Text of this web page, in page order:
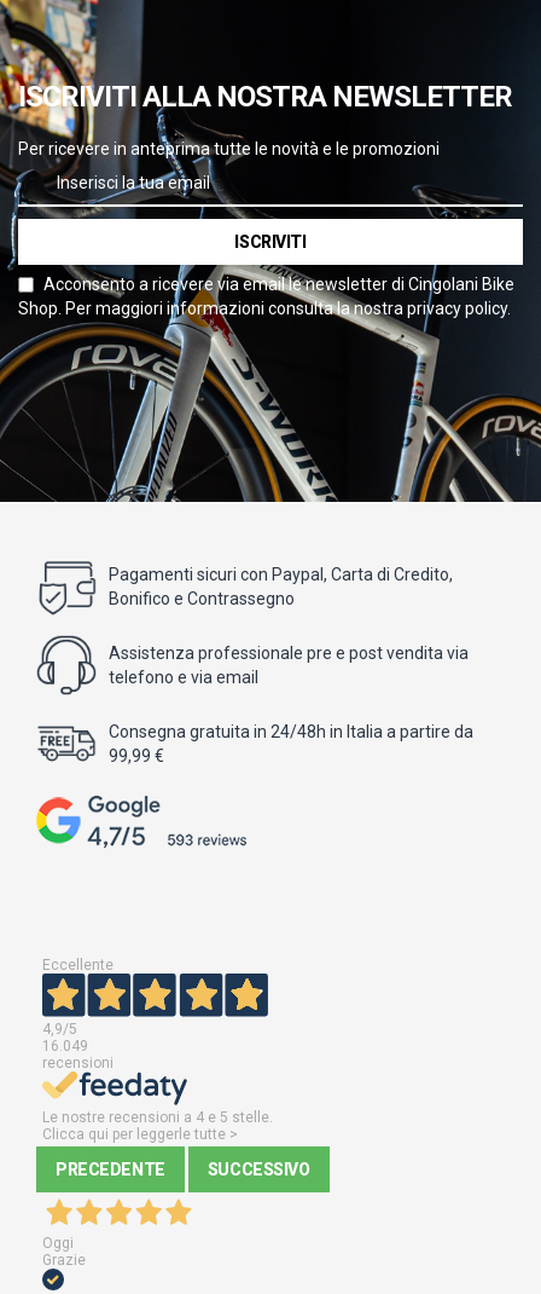
ISCRIVITI ALLA NOSTRA NEWSLETTER
Per ricevere in anteprima tutte le novità e le promozioni
ISCRIVITI
Acconsento a ricevere via email le newsletter di Cingolani Bike
Shop. Per maggiori informazioni consulta la nostra privacy policy.
Pagamenti sicuri con Paypal, Carta di Credito,
Bonifico e Contrassegno
Assistenza professionale pre e post vendita via
telefono e via email
Consegna gratuita in 24/48h in Italia a partire da
99,99 €
Eccellente
4,9/5
16.049
recensioni
Le nostre recensioni a 4 e 5 stelle.
Clicca qui per leggerle tutte >
PRECEDENTE SUCCESSIVO
Oggi
Grazie